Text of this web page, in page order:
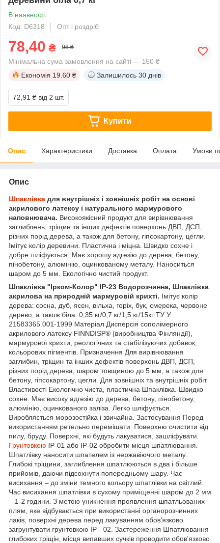
В наявності
Код: D6318
Опт і роздріб
78,40 ₴ 98 ₴
Мінімальна сума замовлення на сайті — 150 ₴
Економія 19.60 ₴ Залишилось 30 днів
72,91 ₴ від 2 шт.
Купити
Опис Характеристики Доставка Оплата Умови
Опис
Шпаклівка для внутрішніх і зовнішніх робіт на основі
акрилового латексу і натурального мармурового
наповнювача. Високоякісний продукт для вирівнювання
заглиблень, тріщин та інших дефектів поверхонь ДВП, ДСП,
різних порід дерева, а також для бетону, гіпсокартону, цегли.
Імітує колір деревини. Пластична і міцна. Швидко сохне і
добре шліфується. Має хорошу адгезію до дерева, бетону,
пінобетону, алюмінію, оцинкованому металу. Наноситься
шаром до 5 мм. Екологічно чистий продукт.
Шпаклівка "Ірком-Колор" ІР-23 Водорозчинна, Шпаклівка
акрилова на природній мармуровій крихті. Імітує колір
дерева: сосна, дуб, ясен, вільха, горіх, бук, смерека, червоне
дерево, а також біла. 0,35 кг/0,7 кг/1,5 кг/15кг ТУ У
21583365.001-1999 Матеріал Дисперсія сополімерного
акрилового латексу FINNDISP® (виробництва Фінляндії),
мармурової крихти, реологічних та стабілізуючих добавок,
кольорових пігментів. Призначення Для вирівнювання
заглибин, тріщин та інших дефектів поверхонь ДВП, ДСП,
різних порід дерева, шаром товщиною до 5 мм, а також для
бетону, гіпсокартону, цегли. Для зовнішніх та внутрішніх робіт.
Властивості Екологічно чиста, пластична Шпаклівка. Швидко
сохне. Має високу адгезію до дерева, бетону, пінобетону,
алюмінію, оцинкованого заліза. Легко шліфується.
Виробляється морозостійка і звичайна. Застосування Перед
використанням ретельно перемішати. Поверхню очистити від
пилу, бруду. Поверхні, які будуть лакуватися, зашліфувати.
Грунтовкою ІР-01 або ІР-02 обробити місця шпатлювання.
Шпатлівку наносити шпателем із нержавіючого металу.
Глибокі тріщини, заглиблення шпатлюються в два і більше
прийомів, даючи підсохнути попередньому шару. Час
висихання – до зміни темного кольору шпатлівки на світлий.
Час висихання шпатлівки в сухому приміщенні шаром до 2 мм
– 1-2 години. З метою уникнення проявлення шпатльованих
плям, яке відбувається при використанні органорозчинних
лаків, поверхні дерева перед лакуванням обов'язково
загрунтувати грунтовкою ІР - 02. Застереження Шпатлювання
глибоких тріщін, місця випавших сучків проводити обов'язково